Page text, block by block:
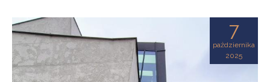
7
października
2025